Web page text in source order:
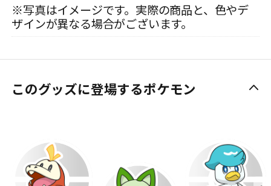
※写真はイメージです。実際の商品と、色やデ
ザインが異なる場合がございます。
このグッズに登場するポケモン